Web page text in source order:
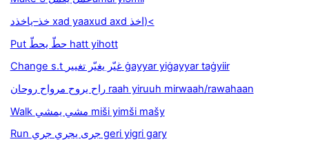
خذ–ياخذد xad yaaxud axd اخذ)<
Put حطّ يحطّ hatt yihott
Change s.t غيّر يغيّر تغيير ġayyar yiġayyar taġyiir
راح يروح مرواح روحان raah yiruuh mirwaah/rawahaan
Walk مشي يمشي miši yimši mašy
Run جرى يجري جري geri yigri gary